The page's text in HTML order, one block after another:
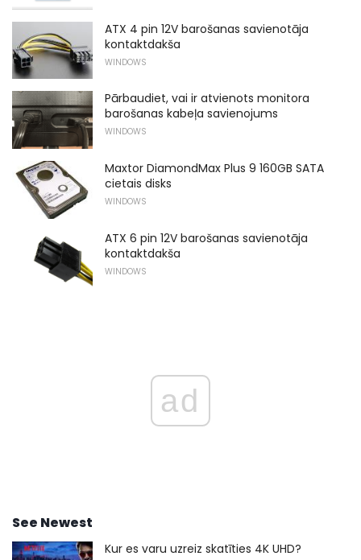
ATX 4 pin 12V barošanas savienotāja
kontaktdakša
WINDOWS
Pārbaudiet, vai ir atvienots monitora
barošanas kabeļa savienojums
WINDOWS
Maxtor DiamondMax Plus 9 160GB SATA
cietais disks
WINDOWS
ATX 6 pin 12V barošanas savienotāja
kontaktdakša
WINDOWS
ad
See Newest
Kur es varu uzreiz skatīties 4K UHD?